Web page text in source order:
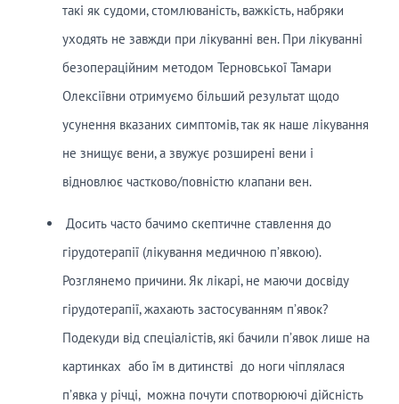
такі як судоми, стомлюваність, важкість, набряки
уходять не завжди при лікуванні вен. При лікуванні
безопераційним методом Терновської Тамари
Олексіївни отримуємо більший результат щодо
усунення вказаних симптомів, так як наше лікування
не знищує вени, а звужує розширені вени і
відновлює частково/повністю клапани вен.
Досить часто бачимо скептичне ставлення до
гірудотерапії (лікування медичною п’явкою).
Розглянемо причини. Як лікарі, не маючи досвіду
гірудотерапії, жахають застосуванням п’явок?
Подекуди від спеціалістів, які бачили п’явок лише на
картинках або їм в дитинстві до ноги чіплялася
п’явка у річці, можна почути спотворюючі дійсність